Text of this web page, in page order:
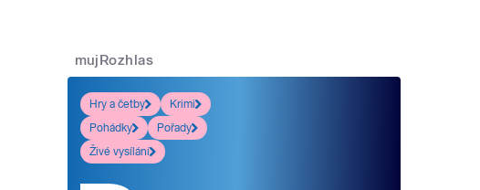
mujRozhlas
Hry a četby
Krimi
Pohádky
Pořady
Živé vysílání